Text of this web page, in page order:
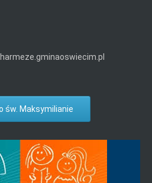
św. Maksymilianie